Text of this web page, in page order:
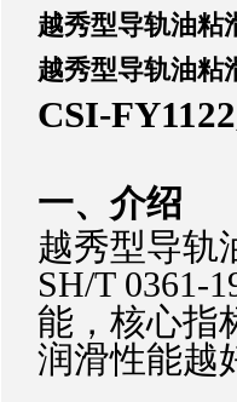
越秀型导轨油粘
越秀型导轨油粘
CSI-
‌一、 介绍
越秀型导轨
SH/T 0361-
能，核心指
润滑性能越